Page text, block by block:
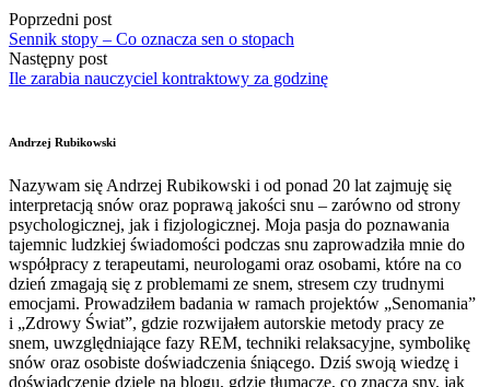
Poprzedni post
Sennik stopy – Co oznacza sen o stopach
Następny post
Ile zarabia nauczyciel kontraktowy za godzinę
Andrzej Rubikowski
Nazywam się Andrzej Rubikowski i od ponad 20 lat zajmuję się
interpretacją snów oraz poprawą jakości snu – zarówno od strony
psychologicznej, jak i fizjologicznej. Moja pasja do poznawania
tajemnic ludzkiej świadomości podczas snu zaprowadziła mnie do
współpracy z terapeutami, neurologami oraz osobami, które na co
dzień zmagają się z problemami ze snem, stresem czy trudnymi
emocjami. Prowadziłem badania w ramach projektów „Senomania”
i „Zdrowy Świat”, gdzie rozwijałem autorskie metody pracy ze
snem, uwzględniające fazy REM, techniki relaksacyjne, symbolikę
snów oraz osobiste doświadczenia śniącego. Dziś swoją wiedzę i
doświadczenie dzielę na blogu, gdzie tłumaczę, co znaczą sny, jak